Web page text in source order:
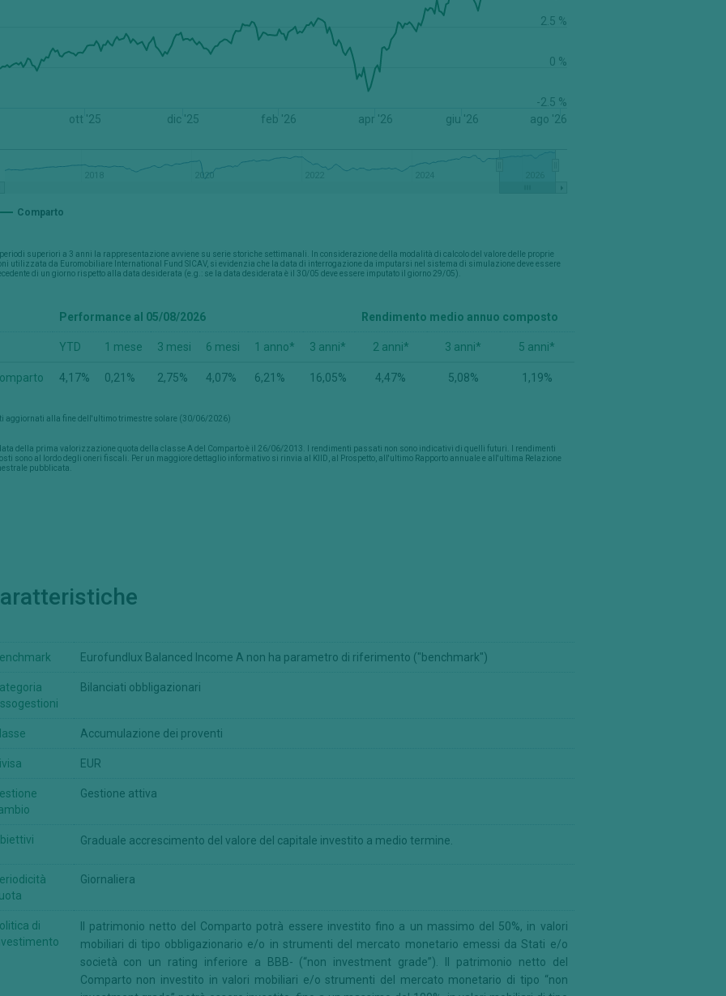
Comparto
ott '25 dic '25 feb '26 apr '26 giu '26 ago '26
2020
-2.5 %
0 %
2.5 %
periodi superiori a 3 anni la rappresentazione avviene su serie storiche settimanali. In considerazione della modalità di calcolo del valore delle proprie
utilizzata da Euromobiliare International Fund SICAV, si evidenzia che la data di interrogazione da imputarsi nel sistema di simulazione deve essere
di un giorno rispetto alla data desiderata (e.g.: se la data desiderata è il 30/05 deve essere imputato il giorno 29/05).
Performance al 05/08/2026 Rendimento medio annuo composto
YTD 1 mese 3 mesi 6 mesi 1 anno* 3 anni* 2 anni* 3 anni* 5 anni*
4,17% 0,21% 2,75% 4,07% 6,21% 16,05% 4,47% 5,08% 1,19%
aggiornati alla fine dell'ultimo trimestre solare (30/06/2026)
della prima valorizzazione quota della classe A del Comparto è il 26/06/2013. I rendimenti passati non sono indicativi di quelli futuri. I rendimenti
sono al lordo degli oneri fiscali. Per un maggiore dettaglio informativo si rinvia al KIID, al Prospetto, all'ultimo Rapporto annuale e all'ultima Relazione
pubblicata.
Eurofundlux Balanced Income A non ha parametro di riferimento ("benchmark")
Bilanciati obbligazionari
Accumulazione dei proventi
EUR
Gestione attiva
Graduale accrescimento del valore del capitale investito a medio termine.
Giornaliera
di
Il patrimonio netto del Comparto potrà essere investito fino a un massimo del 50%, in valori
mobiliari di tipo obbligazionario e/o in strumenti del mercato monetario emessi da Stati e/o
società con un rating inferiore a BBB- (“non investment grade”). Il patrimonio netto del
Comparto non investito in valori mobiliari e/o strumenti del mercato monetario di tipo “non